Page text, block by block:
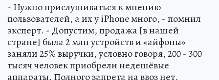
- Нужно прислушиваться к мнению
пользователей, а их у iPhone много, - помнил
эксперт. - Допустим, продажа [в нашей
стране] была 2 млн устройств и «айфоны»
заняли 25% выручки, условно говоря, 200 - 300
тысяч человек приобрели недешёвые
аппараты. Полного запрета на ввоз нет,